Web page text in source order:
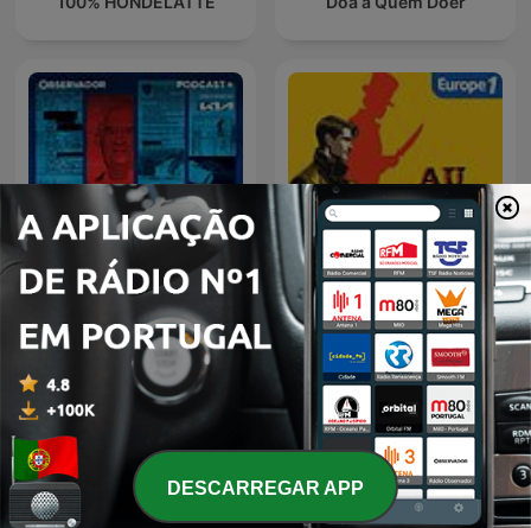
Os Ficheiros do Caso
Carlos Castro
Au Coeur du Crime
DESCARREGAR APP